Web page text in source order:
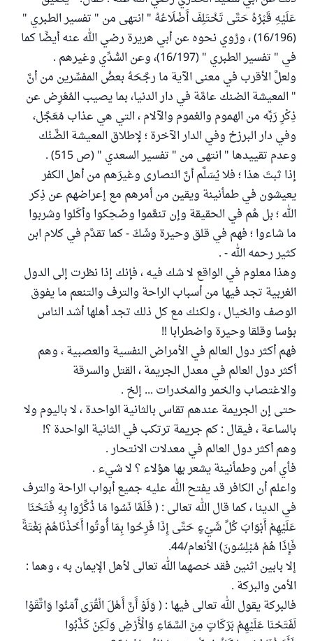
عَلَيْهِ قَبْرُهُ حَتَّى تَخْتَلِفَ أَضْلَاعُهُ " انتهى من " تفسير الطبري "
(16/196) ، ورُوي نحوه عن أبي هريرة رضي الله عنه أيضًا كما
في " تفسير الطبري " (16/197)، وعن السُّدِّي وغيرهم .
ولعلَّ الأقرب في معنى الآية ما رجَّحَهُ بعضُ المفسِّرين من أنَّ
" المعيشة الضنك عامَّة في دار الدنيا، بما يصيب المُعْرِض عن
ذِكْرِ رَبِّه من الهموم والغموم والآلام ، التي هي عذاب مُعَجَّل،
وفي دار البرزخ وفي الدار الآخرة ؛ لإطلاق المعيشة الضَّنْك
وعدم تقييدها " انتهى من " تفسير السعدي " (ص 515) .
إذا ثبتَ هذا ؛ فلا يُسَلَّم أنَّ النصارى وغيرَهم من أهل الكفر
يعيشون في طمأنينة ويقين من أمرهم مع إعراضهم عن ذِكر
الله ؛ بل هُم في الحقيقة وإن تنعَّموا وضَحِكوا وأكَلوا وشربوا
ما شاءوا ؛ فهم في قلق وحيرة وشَكّ - كما تقدَّم في كلام ابن
كثير رحمه الله - .
وهذا معلوم في الواقع لا شك فيه ، فإنك إذا نظرت إلى الدول
الغربية تجد فيها من أسباب الراحة والترف والتنعم ما يفوق
الوصف والخيال ، ولكنك مع كل ذلك تجد أهلها أشد الناس
بؤسا وقلقا وحيرة واضطرابا !!
فهم أكثر دول العالم في الأمراض النفسية والعصبية ، وهم
أكثر دول العالم في معدل الجريمة ، القتل والسرقة
والاغتصاب والخمر والمخدرات ... إلخ .
حتى إن الجريمة عندهم تقاس بالثانية الواحدة ، لا باليوم ولا
بالساعة ، فيقال : كم جريمة ترتكب في الثانية الواحدة ؟!
وهم أكثر دول العالم في معدلات الانتحار .
فأي أمن وطمأنينة يشعر بها هؤلاء ؟ لا شيء .
واعلم أن الكافر قد يفتح الله عليه جميع أبواب الراحة والترف
في الدينا ، كما قال الله تعالى : ( فَلَمَّا نَسُوا مَا ذُكِّرُوا بِهِ فَتَحْنَا
عَلَيْهِمْ أَبْوَابَ كُلِّ شَيْءٍ حَتَّى إِذَا فَرِحُوا بِمَا أُوتُوا أَخَذْنَاهُمْ بَغْتَةً
فَإِذَا هُمْ مُبْلِسُونَ) الأنعام/44.
إلا بابين اثنين فقد خصهما الله تعالى لأهل الإيمان به ، وهما :
الأمن والبركة .
فالبركة يقول الله تعالى فيها : ( وَلَوْ أَنَّ أَهْلَ الْقُرَى آَمَنُوا وَاتَّقَوْا
لَفَتَحْنَا عَلَيْهِمْ بَرَكَاتٍ مِنَ السَّمَاءِ وَالْأَرْضِ وَلَكِنْ كَذَّبُوا